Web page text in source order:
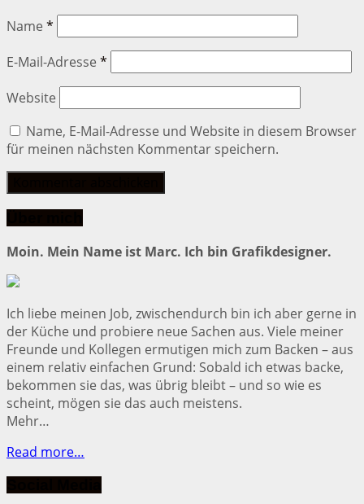
Name *
E-Mail-Adresse *
Website
Name, E-Mail-Adresse und Website in diesem Browser
für meinen nächsten Kommentar speichern.
Moin. Mein Name ist Marc. Ich bin Grafikdesigner.
Ich liebe meinen Job, zwischendurch bin ich aber gerne in
der Küche und probiere neue Sachen aus. Viele meiner
Freunde und Kollegen ermutigen mich zum Backen – aus
einem relativ einfachen Grund: Sobald ich etwas backe,
bekommen sie das, was übrig bleibt – und so wie es
scheint, mögen sie das auch meistens.
Mehr…
Read more…